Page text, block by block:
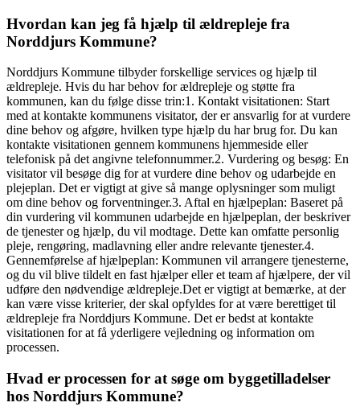
Hvordan kan jeg få hjælp til ældrepleje fra
Norddjurs Kommune?
Norddjurs Kommune tilbyder forskellige services og hjælp til
ældrepleje. Hvis du har behov for ældrepleje og støtte fra
kommunen, kan du følge disse trin:1. Kontakt visitationen: Start
med at kontakte kommunens visitator, der er ansvarlig for at vurdere
dine behov og afgøre, hvilken type hjælp du har brug for. Du kan
kontakte visitationen gennem kommunens hjemmeside eller
telefonisk på det angivne telefonnummer.2. Vurdering og besøg: En
visitator vil besøge dig for at vurdere dine behov og udarbejde en
plejeplan. Det er vigtigt at give så mange oplysninger som muligt
om dine behov og forventninger.3. Aftal en hjælpeplan: Baseret på
din vurdering vil kommunen udarbejde en hjælpeplan, der beskriver
de tjenester og hjælp, du vil modtage. Dette kan omfatte personlig
pleje, rengøring, madlavning eller andre relevante tjenester.4.
Gennemførelse af hjælpeplan: Kommunen vil arrangere tjenesterne,
og du vil blive tildelt en fast hjælper eller et team af hjælpere, der vil
udføre den nødvendige ældrepleje.Det er vigtigt at bemærke, at der
kan være visse kriterier, der skal opfyldes for at være berettiget til
ældrepleje fra Norddjurs Kommune. Det er bedst at kontakte
visitationen for at få yderligere vejledning og information om
processen.
Hvad er processen for at søge om byggetilladelser
hos Norddjurs Kommune?